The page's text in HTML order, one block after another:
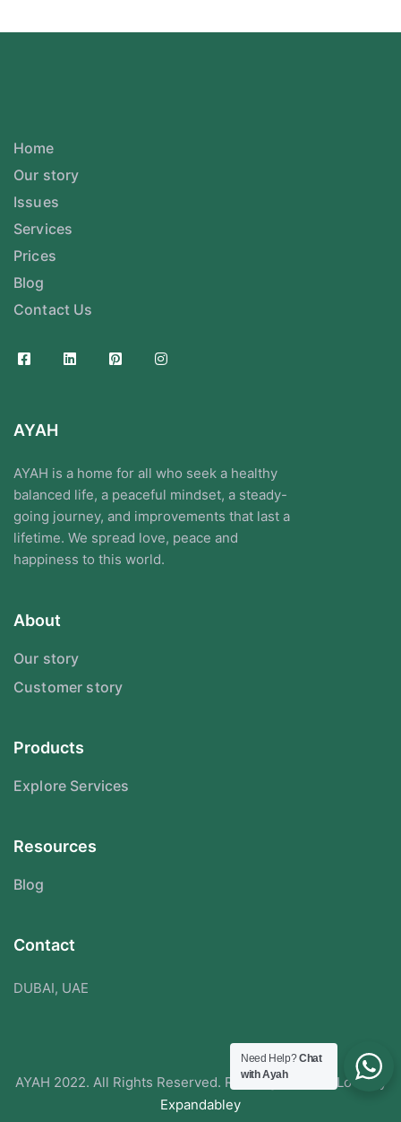
Home
Our story
Issues
Services
Prices
Blog
Contact Us
AYAH
AYAH is a home for all who seek a healthy
balanced life, a peaceful mindset, a steady-
going journey, and improvements that last a
lifetime. We spread love, peace and
happiness to this world.
About
Our story
Customer story
Products
Explore Services
Resources
Blog
Contact
DUBAI, UAE
AYAH 2022. All Rights Reserved. Redesigned With Love By
Expandabley
Need Help?Chat
with Ayah